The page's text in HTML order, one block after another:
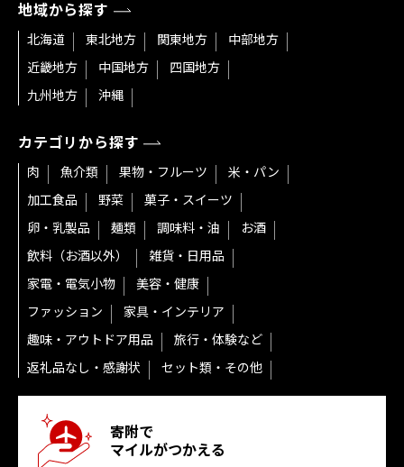
地域から探す
北海道 東北地方 関東地方
中部地方
近畿地方
中国地方
四国地方
九州地方
沖縄
カテゴリから探す
肉 魚介類 果物・フルーツ
米・パン
加工食品
野菜
菓子・スイーツ
卵・乳製品
麺類 調味料・油
お酒
飲料（お酒以外）
雑貨・日用品
家電・電気小物
美容・健康
ファッション
家具・インテリア
趣味・アウトドア用品
旅行・体験など
返礼品なし・感謝状
セット類・その他
寄附で
マイルがつかえる